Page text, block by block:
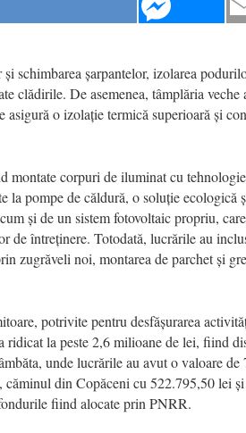
schimbarea șarpantelor, izolarea
clădirile. De asemenea, tâmplăria veche
o izolație termică superioară și
montate corpuri de iluminat cu
la pompe de căldură, o soluție ecologică
și de un sistem fotovoltaic propriu,
de întreținere. Totodată, lucrările au
zugrăveli noi, montarea de parchet și
potrivite pentru desfășurarea
ridicat la peste 2,6 milioane de lei, fiind
unde lucrările au avut o valoare de
din Copăceni cu 522.795,50 lei
fiind alocate prin PNRR.